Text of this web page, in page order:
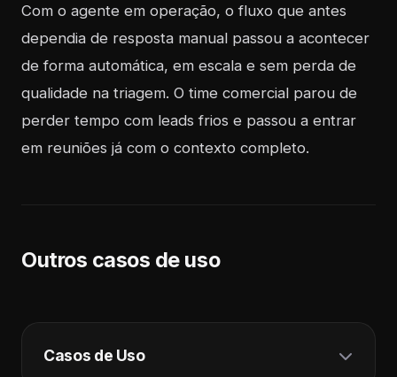
Com o agente em operação, o fluxo que antes
dependia de resposta manual passou a acontecer
de forma automática, em escala e sem perda de
qualidade na triagem. O time comercial parou de
perder tempo com leads frios e passou a entrar
em reuniões já com o contexto completo.
Outros casos de uso
Casos de Uso